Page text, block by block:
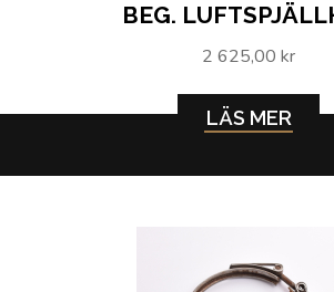
BEG.
2 625,00 kr
LÄS MER